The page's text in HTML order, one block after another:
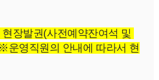
장발권(사전예약잔여석 및
※운영직원의 안내에 따라서 현